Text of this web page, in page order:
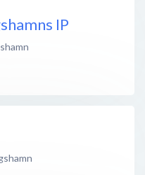
IP